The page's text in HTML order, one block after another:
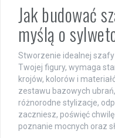
Jak budować
myślą o
Stworzenie idealnej
Twojej figury, wymaga
krojów, kolorów i
zestawu bazowych
różnorodne stylizacje,
zaczniesz, poświęć
poznanie mocnych oraz